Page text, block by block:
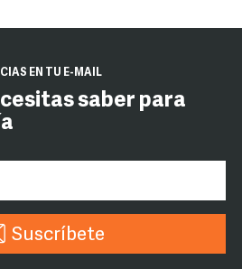
EN TU E-MAIL
saber para
Suscríbete